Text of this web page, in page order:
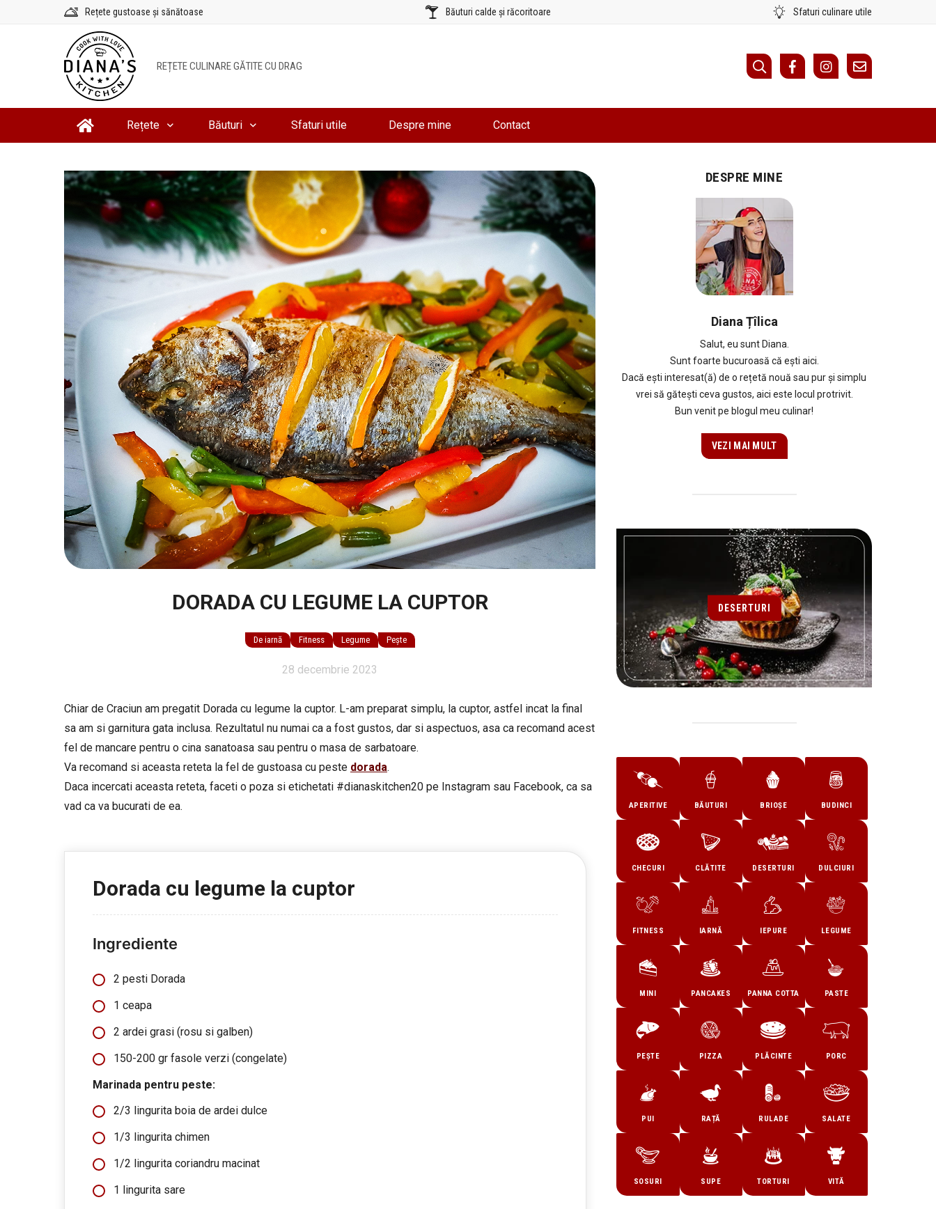
Rețete gustoase și sănătoase Băuturi calde și răcoritoare Sfaturi culinare utile
REȚETE CULINARE GĂTITE CU DRAG
Rețete Băuturi Sfaturi utile Despre mine Contact
DORADA CU LEGUME LA CUPTOR
De iarnă Fitness Legume Pește
28 decembrie 2023
Chiar de Craciun am pregatit Dorada cu legume la cuptor. L-am preparat simplu, la cuptor, astfel incat la final
sa am si garnitura gata inclusa. Rezultatul nu numai ca a fost gustos, dar si aspectuos, asa ca recomand acest
fel de mancare pentru o cina sanatoasa sau pentru o masa de sarbatoare.
Va recomand si aceasta reteta la fel de gustoasa cu peste dorada.
Daca incercati aceasta reteta, faceti o poza si etichetati #dianaskitchen20 pe Instagram sau Facebook, ca sa
vad ca va bucurati de ea.
Dorada cu legume la cuptor
Ingrediente
2 pesti Dorada
1 ceapa
2 ardei grasi (rosu si galben)
150-200 gr fasole verzi (congelate)
Marinada pentru peste:
2/3 lingurita boia de ardei dulce
1/3 lingurita chimen
1/2 lingurita coriandru macinat
1 lingurita sare
DESPRE MINE
Diana Țîlica
Salut, eu sunt Diana.
Sunt foarte bucuroasă că ești aici.
Dacă ești interesat(ă) de o rețetă nouă sau pur și simplu
vrei să gătești ceva gustos, aici este locul protrivit.
Bun venit pe blogul meu culinar!
VEZI MAI MULT
DESERTURI
APERITIVE BĂUTURI BRIOȘE BUDINCI
CHECURI CLĂTITE DESERTURI DULCIURI
FITNESS IARNĂ IEPURE LEGUME
MINI PANCAKES PANNA COTTA PASTE
PEȘTE PIZZA PLĂCINTE PORC
PUI RAȚĂ RULADE SALATE
SOSURI SUPE TORTURI VITĂ